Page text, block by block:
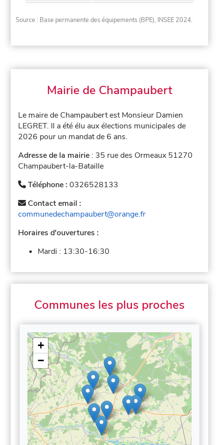
Source : Base permanente des équipements (BPE), INSEE 2024.
Mairie de Champaubert
Le maire de Champaubert est Monsieur Damien
LEGRET. Il a été élu aux élections municipales de
2026 pour un mandat de 6 ans.
Adresse de la mairie : 35 rue des Ormeaux 51270
Champaubert-la-Bataille
Téléphone :0326528133
Contact email :
communedechampaubert@orange.fr
Horaires d'ouvertures :
Mardi : 13:30-16:30
Communes les plus proches
+
−